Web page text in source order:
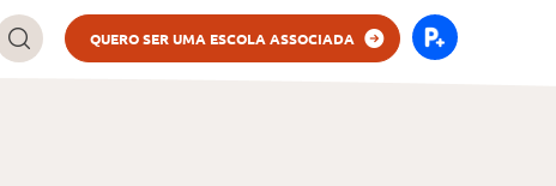
QUERO SER UMA ESCOLA ASSOCIADA